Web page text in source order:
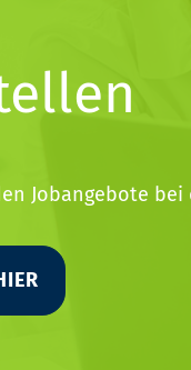
Jobangebote bei